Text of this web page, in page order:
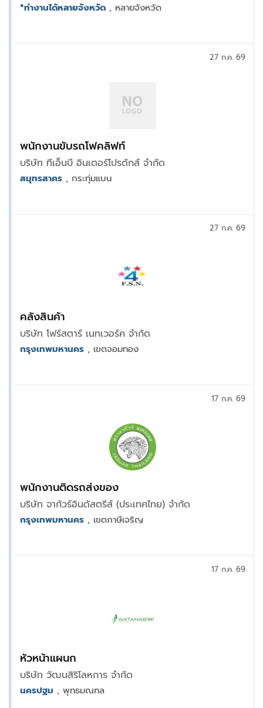
*ทำงานได้หลายจังหวัด , หลายจังหวัด
พนักงานขับรถโฟคลิฟท์
บริษัท ทีเอ็นบี อินเตอร์โปรดักส์ จำกัด
27 ก.ค. 69
สมุทรสาคร , กระทุ่มแบน
คลังสินค้า
บริษัท โฟร์สตาร์ เนทเวอร์ค จำกัด
27 ก.ค. 69
กรุงเทพมหานคร , เขตจอมทอง
พนักงานติดรถส่งของ
บริษัท จากัวร์อินดัสตรีส์ (ประเทศไทย) จำกัด
17 ก.ค. 69
กรุงเทพมหานคร , เขตภาษีเจริญ
หัวหน้าแผนก
บริษัท วัฒนสิริโลหการ จำกัด
17 ก.ค. 69
นครปฐม , พุทธมณฑล